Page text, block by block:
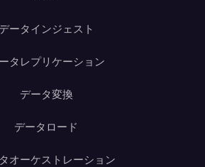
データインジェスト
タレプリケーション
データ変換
データロード
オーケストレーション